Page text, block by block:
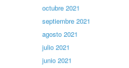
octubre 2021
septiembre 2021
agosto 2021
julio 2021
junio 2021